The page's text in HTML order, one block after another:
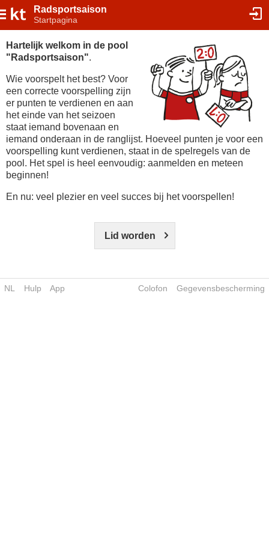
Radsportsaison
Startpagina
Hartelijk welkom in de pool
"Radsportsaison".
Wie voorspelt het best? Voor
een correcte voorspelling zijn
er punten te verdienen en aan
het einde van het seizoen
staat iemand bovenaan en
iemand onderaan in de ranglijst. Hoeveel punten je voor een
voorspelling kunt verdienen, staat in de spelregels van de
pool. Het spel is heel eenvoudig: aanmelden en meteen
beginnen!
En nu: veel plezier en veel succes bij het voorspellen!
Lid worden
NL Hulp App Colofon Gegevensbescherming